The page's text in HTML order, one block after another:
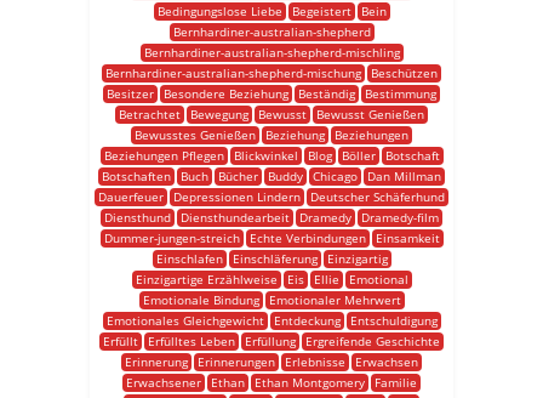
Bedingungslose Liebe
Begeistert
Bein
Bernhardiner-australian-shepherd
Bernhardiner-australian-shepherd-mischling
Bernhardiner-australian-shepherd-mischung
Beschützen
Besitzer
Besondere Beziehung Beständig
Bestimmung
Betrachtet
Bewegung Bewusst
Bewusst Genießen
Bewusstes Genießen
Beziehung
Beziehungen
Beziehungen Pflegen
Blickwinkel Blog Böller
Botschaft
Botschaften
Buch Bücher Buddy Chicago
Dan Millman
Dauerfeuer
Depressionen Lindern
Deutscher Schäferhund
Diensthund
Diensthundearbeit Dramedy
Dramedy-film
Dummer-jungen-streich
Echte Verbindungen
Einsamkeit
Einschlafen
Einschläferung
Einzigartig
Einzigartige Erzählweise
Eis Ellie
Emotional
Emotionale Bindung
Emotionaler Mehrwert
Emotionales Gleichgewicht
Entdeckung
Entschuldigung
Erfüllt
Erfülltes Leben Erfüllung
Ergreifende Geschichte
Erinnerung
Erinnerungen Erlebnisse
Erwachsen
Erwachsener
Ethan Ethan Montgomery
Familie